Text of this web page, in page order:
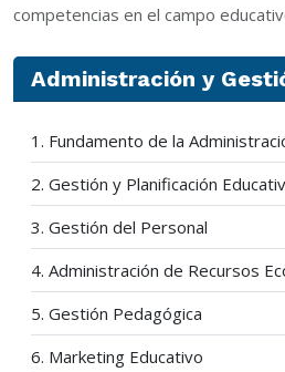
competencias en el campo
Administración y
1. Fundamento de la
2. Gestión y Planificación
3. Gestión del Personal
4. Administración de Recursos
5. Gestión Pedagógica
6. Marketing Educativo